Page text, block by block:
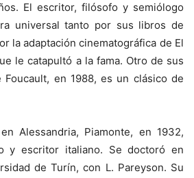
El escritor, filósofo y semiólogo
universal tanto por sus libros de
la adaptación cinematográfica de El
le catapultó a la fama. Otro de sus
en 1988, es un clásico de
Alessandria, Piamonte, en 1932,
y escritor italiano. Se doctoró en
de Turín, con L. Pareyson. Su